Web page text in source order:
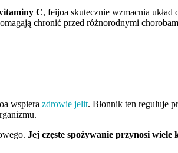
C, feijoa skutecznie wzmacnia układ
chronić przed różnorodnymi
wspiera zdrowie jelit. Błonnik ten reguluje
Jej częste spożywanie przynosi